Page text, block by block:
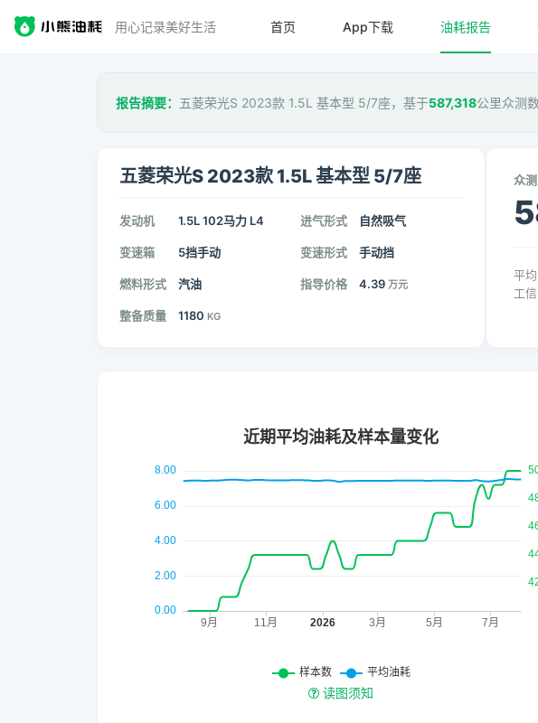
用心记录美好生活 首页 App下载 油耗报告
报告摘要： 五菱荣光S 2023款 1.5L 基本型 5/7座，基于587,318公里众测
五菱荣光S 2023款 1.5L 基本型 5/7座
发动机 1.5L 102马力 L4 进气形式 自然吸气
变速箱 5挡手动 变速形式 手动挡
燃料形式 汽油 指导价格 4.39 万元
整备质量 1180 KG
众
平
工
读图须知